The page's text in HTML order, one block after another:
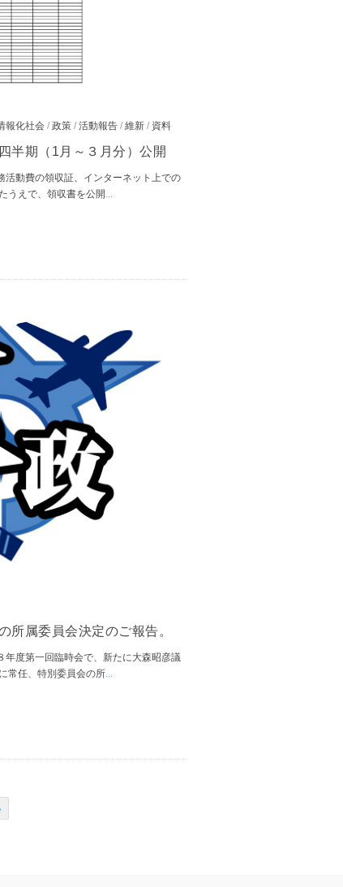
報化社会 /政策 /活動報告 /維新 / 資料
半期（1月～３月分）公開
動費の領収証、インターネット上での
うえで、領収書を公開 ...
所属委員会決定のご報告。
年度第一回臨時会で、新たに大森昭彦議
常任、特別委員会の所...